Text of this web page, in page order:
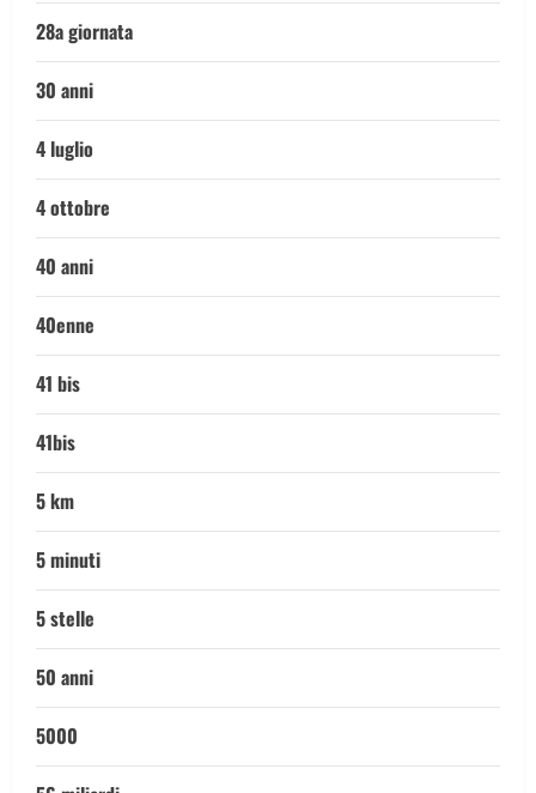
28a giornata
30 anni
4 luglio
4 ottobre
40 anni
40enne
41 bis
41bis
5 km
5 minuti
5 stelle
50 anni
5000